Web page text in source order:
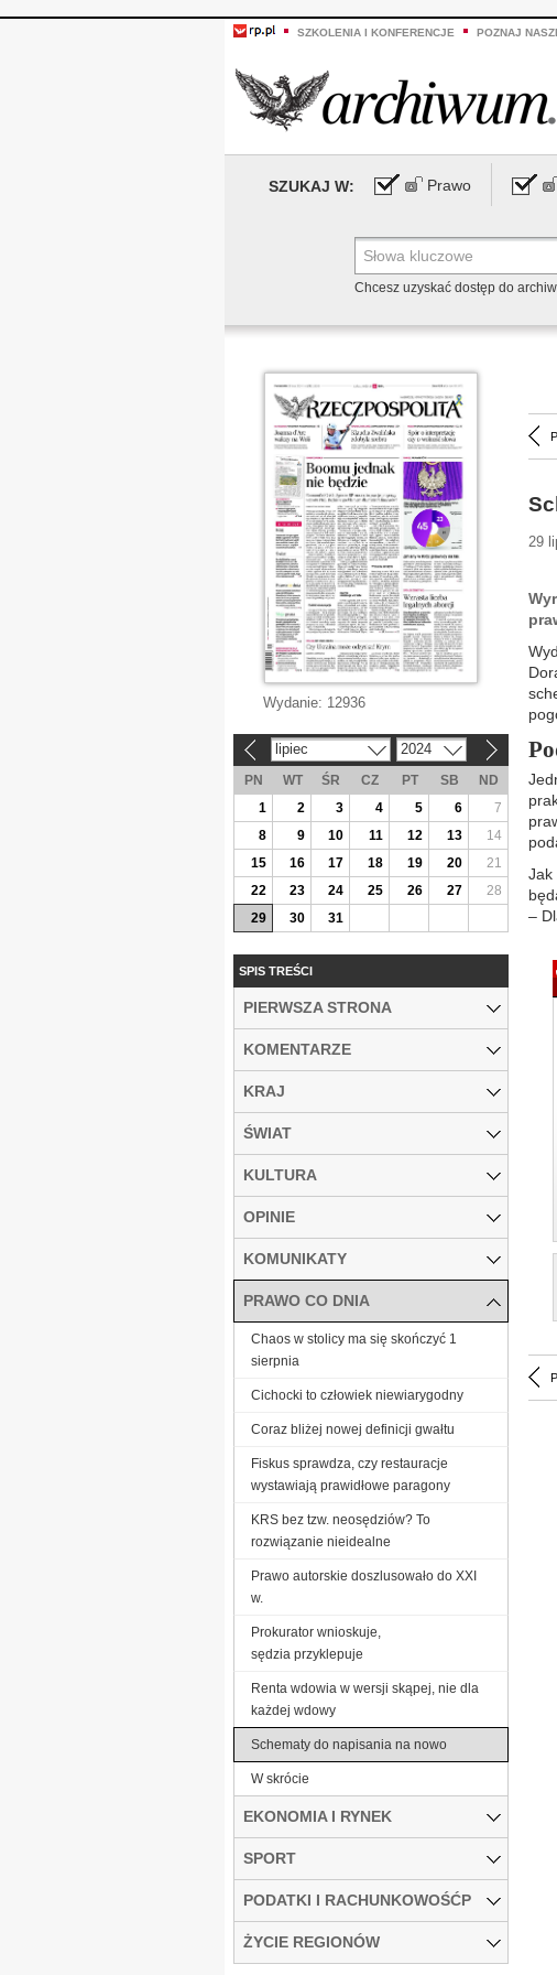
SZKOLENIA I KONFERENCJE POZNAJ
SZUKAJ W: Prawo
Chcesz uzyskać dostęp do
29
Jak
–
Wydanie: 12936
lipiec 2024
PN WT ŚR CZ PT SB
ND
1
2 3 4 5 6
7
8
9 10 11 12 13
14
15
16 17 18 19 20
21
22
23 24 25 26 27
28
29
30 31
SPIS TREŚCI
PIERWSZA STRONA
KOMENTARZE
KRAJ
ŚWIAT
KULTURA
OPINIE
KOMUNIKATY
PRAWO CO DNIA
Chaos w stolicy ma się skończyć 1
sierpnia
Cichocki to człowiek niewiarygodny
Coraz bliżej nowej definicji gwałtu
Fiskus sprawdza, czy restauracje
wystawiają prawidłowe paragony
KRS bez tzw. neosędziów? To
rozwiązanie nieidealne
Prawo autorskie doszlusowało do XXI
w.
Prokurator wnioskuje,
sędzia przyklepuje
Renta wdowia w wersji skąpej, nie dla
każdej wdowy
Schematy do napisania na nowo
W skrócie
EKONOMIA I RYNEK
SPORT
PODATKI I RACHUNKOWOŚĆP
ŻYCIE REGIONÓW